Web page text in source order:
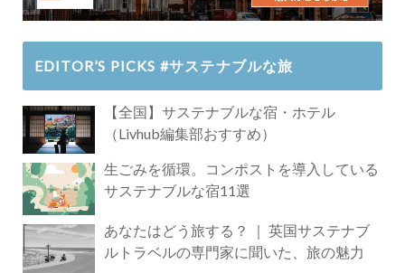
EDITOR’S PICKS #サステナブルな旅
【全国】サステナブルな宿・ホテル
（Livhub編集部おすすめ）
生ごみを循環。コンポストを導入している
サステナブルな宿11選
あなたはどう旅する？ ｜ 英国サステナブ
ルトラベルの専門家に聞いた、旅の魅力